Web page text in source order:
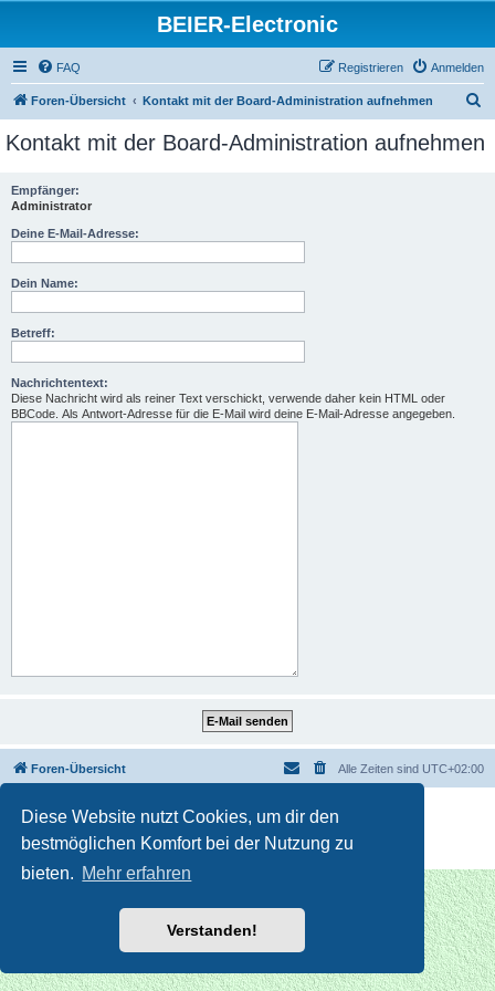
Diese Website nutzt Cookies, um dir den
bestmöglichen Komfort bei der Nutzung zu
bieten. Mehr erfahren
Verstanden!
BEIER-Electronic
FAQ Anmelden
Registrieren
Foren-Übersicht Kontakt mit der Board-Administration aufnehmen
c
Kontakt mit der Board-Administration aufnehmen
Empfänger:
Administrator
Deine E-Mail-Adresse:
Dein Name:
Betreff:
Nachrichtentext:
Diese Nachricht wird als reiner Text verschickt, verwende daher kein HTML oder
BBCode. Als Antwort-Adresse für die E-Mail wird deine E-Mail-Adresse angegeben.
Foren-Übersicht Alle Zeiten sind UTC+02:00
Powered by phpBB
® Forum Software © phpBB Limited
Deutsche Übersetzung durch
Datenschutz|Nutzungsbedingungen